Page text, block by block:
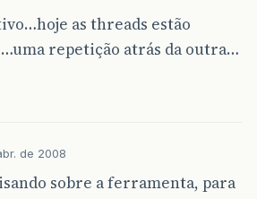
as threads estão
repetição atrás da outra…
de 2008
sobre a ferramenta, para